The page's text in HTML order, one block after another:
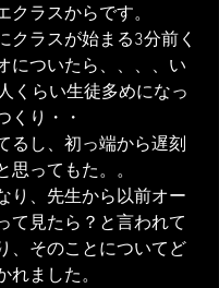
クラスからです。
クラスが始まる3分前く
についたら、、、、い
くらい生徒多めになっ
くり・・
るし、初っ端から遅刻
思ってもた。。
り、先生から以前オー
て見たら？と言われて
、そのことについてど
れました。